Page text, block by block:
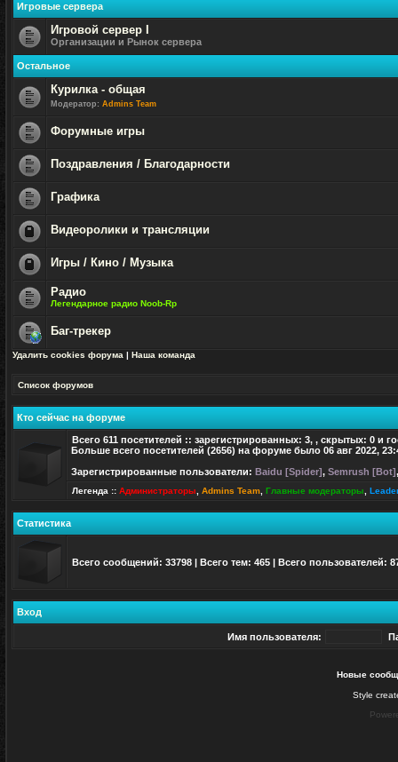
Игровые сервера
Нет
непрочитанных
Игровой сервер I
Организации и Рынок сервера
Остальное
сообщений
Курилка - общая
Модератор: Admins Team
непрочитанных
сообщений
Форумные игры
непрочитанных
сообщений
Поздравления / Благодарности
непрочитанных
сообщений
Графика
закрыт
Видеоролики и трансляции
закрыт
Игры / Кино / Музыка
непрочитанных
сообщений
Радио
Легендарное радио Noob-Rp
непрочитанных
Баг-трекер
Удалить cookies форума | Наша команда
Список форумов
Кто сейчас на форуме
Всего 611 посетителей :: зарегистрированных: 3, , скрытых: 0 и
Больше всего посетителей (2656) на форуме было 06 авг 2022,
Зарегистрированные пользователи: Baidu [Spider], Semrush [Bot]
Легенда :: Администраторы Admins Team Главные модераторы
Статистика
Всего сообщений: 33798 | Всего тем: 465 | Всего пользователей:
Вход
Имя пользователя:
Новые
Style